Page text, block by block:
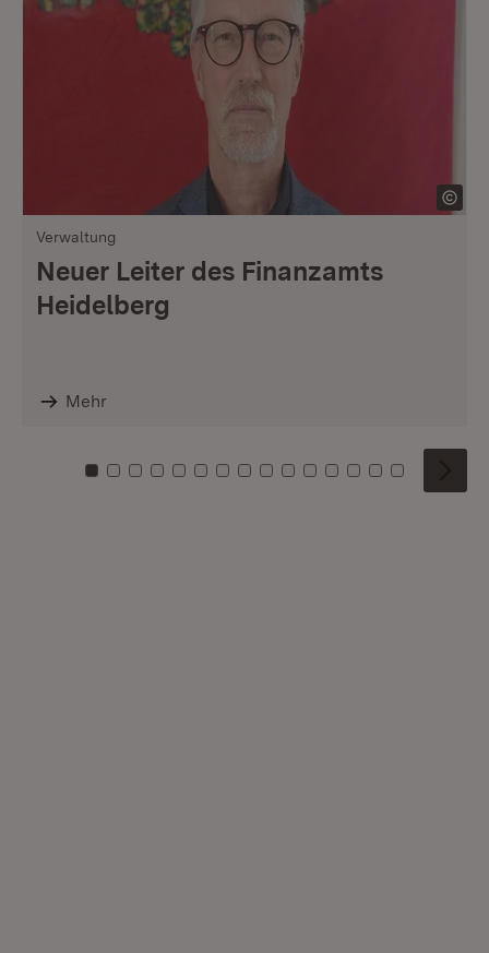
Verwaltung
Neuer Leiter des Finanzamts
Heidelberg
Mehr
Zu Kachel: 0
Zu Kachel: 1
Zu Kachel: 2
Zu Kachel: 3
Zu Kachel: 4
Zu Kachel: 5
Zu Kachel: 6
Zu Kachel: 7
Zu Kachel: 8
Zu Kachel: 9
Zu Kachel: 10
Zu Kachel: 11
Zu Kachel: 12
Zu Kachel:
Zu